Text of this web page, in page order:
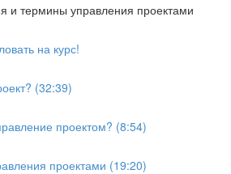
и термины управления проектами
на курс!
(32:39)
проектом? (8:54)
проектами (19:20)